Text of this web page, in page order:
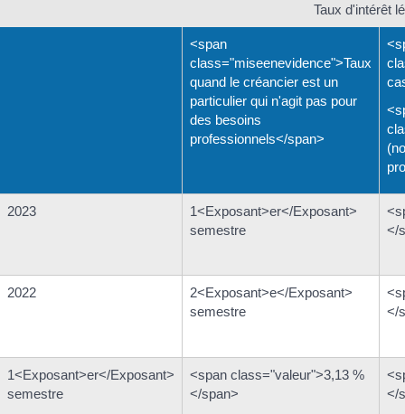
Taux d'intérêt
<span
class="miseenevidence">Taux
quand le créancier est un
particulier qui n'agit pas pour
des besoins
professionnels</span>
2023
1<Exposant>er</Exposant>
semestre
</
2022
2<Exposant>e</Exposant>
semestre
</
1<Exposant>er</Exposant>
semestre
<span class="valeur">3,13 %
</span>
</